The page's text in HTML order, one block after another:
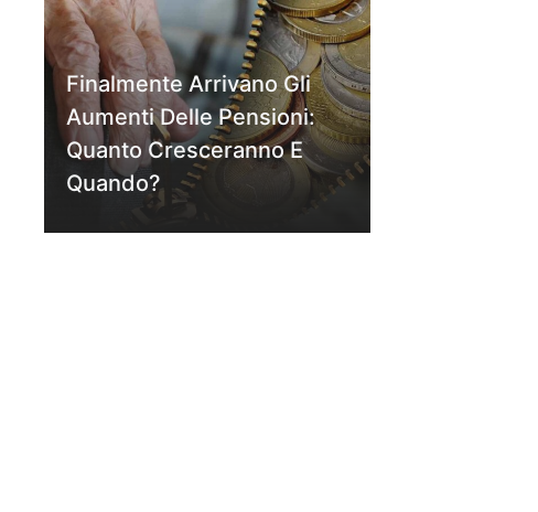
Finalmente Arrivano Gli
Aumenti Delle Pensioni:
Quanto Cresceranno E
Quando?